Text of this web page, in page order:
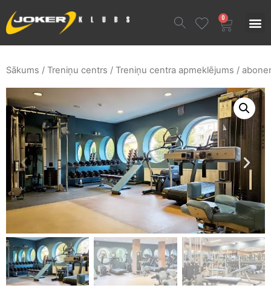
0
Sākums / Treniņu centrs / Treniņu centra apmeklējums /